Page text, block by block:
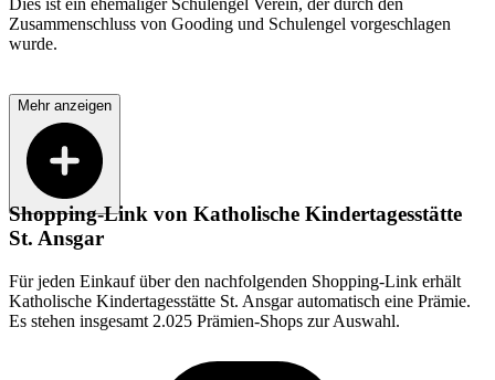
Zusammenschluss von Gooding und Schulengel vorgeschlagen
wurde.
Mehr anzeigen
Shopping-Link von Katholische Kindertagesstätte
St. Ansgar
Für jeden Einkauf über den nachfolgenden Shopping-Link erhält
Katholische Kindertagesstätte St. Ansgarautomatisch eine Prämie.
Es stehen insgesamt 2.025 Prämien-Shops zur Auswahl.